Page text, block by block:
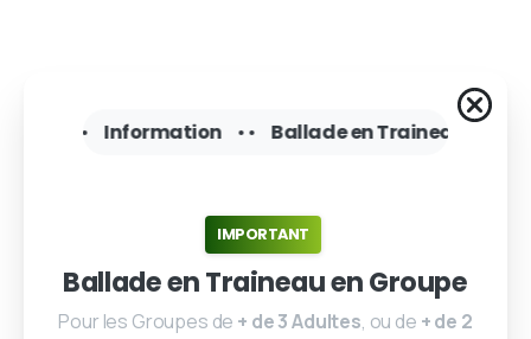
• • Information • • Ballade en Traineau
IMPORTANT
Ballade en Traineau en Groupe
Pour les Groupes de + de 3 Adultes, ou de + de 2